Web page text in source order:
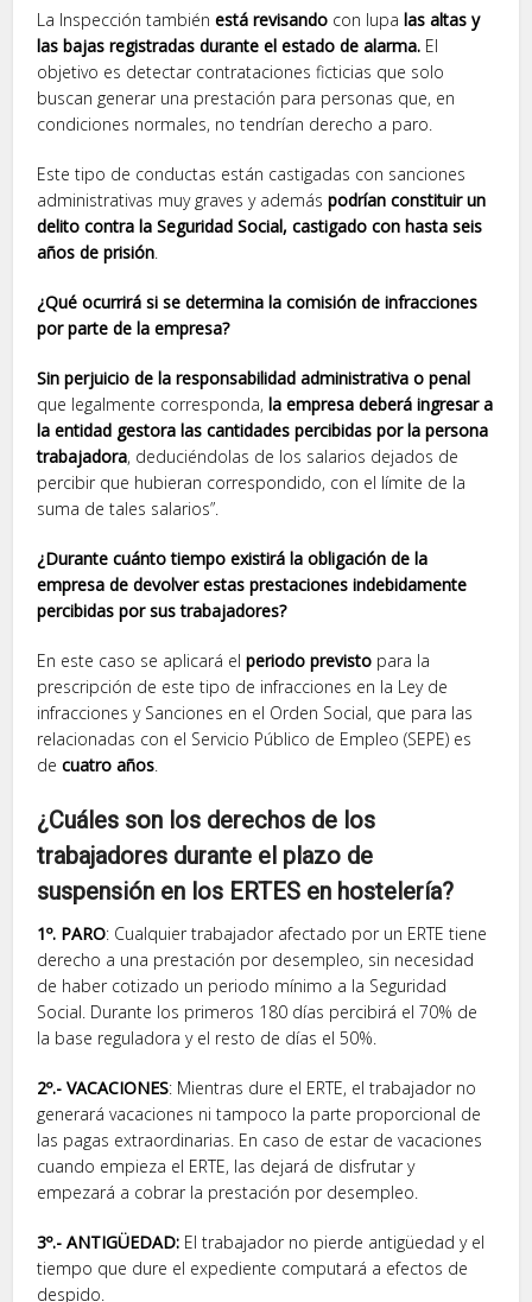
La Inspección tambiénestá revisando con lupalas altas y
las bajas registradas durante el estado de alarma. El
objetivo es detectar contrataciones ficticias que solo
buscan generar una prestación para personas que, en
condiciones normales, no tendrían derecho a paro.
Este tipo de conductas están castigadas con sanciones
administrativas muy graves y ademáspodrían constituir un
delito contra la Seguridad Social, castigado con hasta seis
años de prisión
¿Qué ocurrirá si se determina la comisión de infracciones
por parte de la empresa?
Sin perjuicio de la responsabilidad administrativa o penal
que legalmente corresponda,la empresa deberá ingresar a
la entidad gestora las cantidades percibidas por la persona
trabajadora, deduciéndolas de los salarios dejados de
percibir que hubieran correspondido, con el límite de la
suma de tales salarios”.
¿Durante cuánto tiempo existirá la obligación de la
empresa de devolver estas prestaciones indebidamente
percibidas por sus trabajadores?
En este caso se aplicará elperiodo previsto para la
prescripción de este tipo de infracciones en la Ley de
infracciones y Sanciones en el Orden Social, que para las
relacionadas con el Servicio Público de Empleo (SEPE) es
decuatro años
¿Cuáles son los derechos de los
trabajadores durante el plazo de
suspensión en los ERTES en hostelería?
1º. PARO: Cualquier trabajador afectado por un ERTE tiene
derecho a una prestación por desempleo, sin necesidad
de haber cotizado un periodo mínimo a la Seguridad
Social. Durante los primeros 180 días percibirá el 70% de
la base reguladora y el resto de días el 50%.
2º.- VACACIONES: Mientras dure el ERTE, el trabajador no
generará vacaciones ni tampoco la parte proporcional de
las pagas extraordinarias. En caso de estar de vacaciones
cuando empieza el ERTE, las dejará de disfrutar y
empezará a cobrar la prestación por desempleo.
3º.- ANTIGÜEDAD: El trabajador no pierde antigüedad y el
tiempo que dure el expediente computará a efectos de
despido.